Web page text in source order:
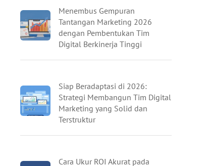
Menembus Gempuran
Tantangan Marketing 2026
dengan Pembentukan Tim
Digital Berkinerja Tinggi
Siap Beradaptasi di 2026:
Strategi Membangun Tim Digital
Marketing yang Solid dan
Terstruktur
Cara Ukur ROI Akurat pada